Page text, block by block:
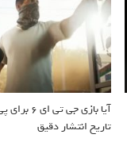
آیا بازی
تاریخ انتشار دقیق